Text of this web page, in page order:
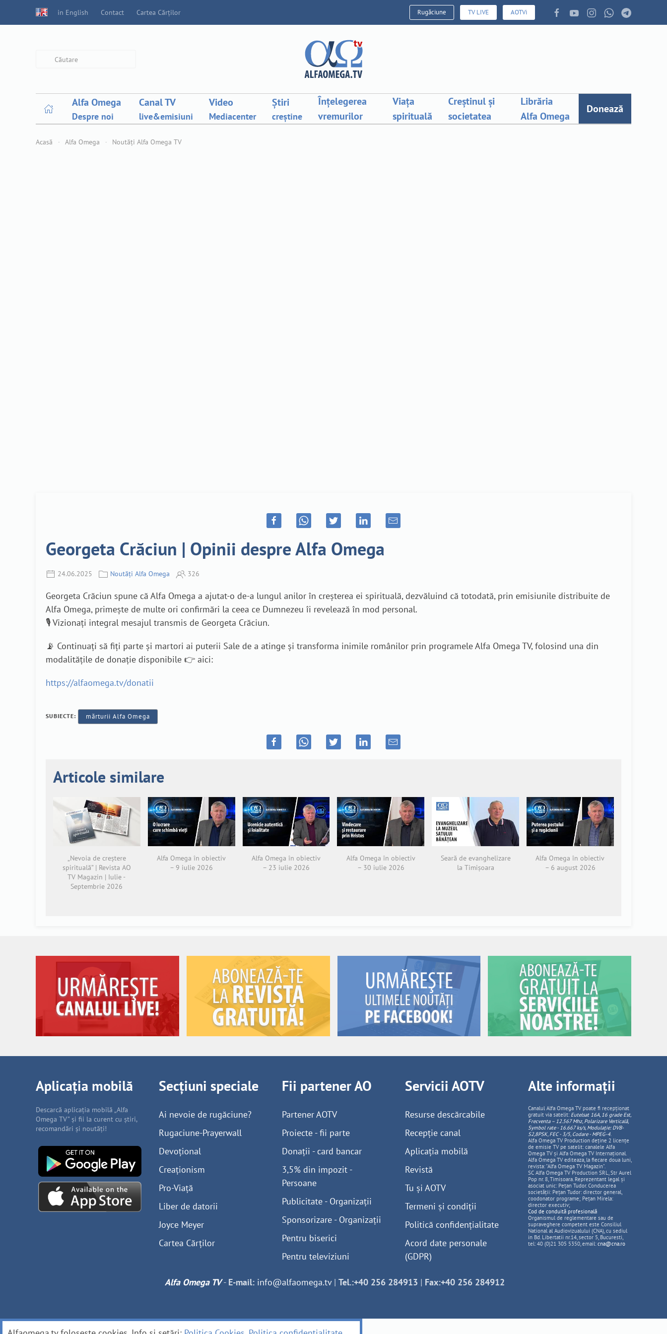
in English Contact Cartea Cărților Rugăciune TV LIVE AOTVi
Alfa Omega
Despre noi
Canal TV
live&emisiuni
Video
Mediacenter
Știri
creștine
Înțelegerea
vremurilor
Viața
spirituală
Creștinul și
societatea
Librăria
Alfa Omega
Donează
Acasă Alfa Omega Noutăți Alfa Omega TV
Georgeta Crăciun | Opinii despre Alfa Omega
24.06.2025 Noutăți Alfa Omega 326
Georgeta Crăciun spune că Alfa Omega a ajutat-o de-a lungul anilor în creșterea ei spirituală, dezvăluind că totodată, prin emisiunile distribuite de
Alfa Omega, primește de multe ori confirmări la ceea ce Dumnezeu îi revelează în mod personal.
🎙️ Vizionați integral mesajul transmis de Georgeta Crăciun.
📡 Continuați să fiți parte și martori ai puterii Sale de a atinge și transforma inimile românilor prin programele Alfa Omega TV, folosind una din
modalitățile de donație disponibile 👉 aici:
https://alfaomega.tv/donatii
SUBIECTE: mărturii Alfa Omega
Articole similare
„Nevoia de creștere
spirituală” | Revista AO
TV Magazin | Iulie -
Septembrie 2026
Alfa Omega în obiectiv
– 9 iulie 2026
Alfa Omega în obiectiv
– 23 iulie 2026
Alfa Omega în obiectiv
– 30 iulie 2026
Seară de evanghelizare
la Timișoara
Alfa Omega în obiectiv
– 6 august 2026
Aplicația mobilă
Descarcă aplicația mobilă „Alfa
Omega TV” și fii la curent cu știri,
recomandări și noutăți!
Secțiuni speciale
Ai nevoie de rugăciune?
Rugaciune-Prayerwall
Devoțional
Creaționism
Pro-Viață
Liber de datorii
Joyce Meyer
Cartea Cărților
Fii partener AO
Partener AOTV
Proiecte - fii parte
Donații - card bancar
3,5% din impozit -
Persoane
Publicitate - Organizații
Sponsorizare - Organizații
Pentru biserici
Pentru televiziuni
Servicii AOTV
Resurse descărcabile
Recepție canal
Aplicația mobilă
Revistă
Tu și AOTV
Termeni și condiții
Politică confidențialitate
Acord date personale
(GDPR)
Alte informații
Canalul Alfa Omega TV poate fi recepționat
gratuit via satelit: Eutelsat 16A, 16 grade Est,
Frecventa – 12.567 Mhz, PolarizareVerticală,
Symbol rate - 16.667 ks/s, Modulație: DVB-
S2,8PSK, FEC - 3/5, Codare - MPEG-4.
Alfa Omega TV Production deține 2 licențe
de emisie TV pe satelit: canalele Alfa
Omega TV și Alfa Omega TV Internațional.
Alfa Omega TV editeaza, la fiecare doua luni,
revista: "Alfa Omega TV Magazin".
SC Alfa Omega TV Production SRL, Str Aurel
Pop nr. 8, Timisoara. Reprezentant legal și
asociat unic: Pețan Tudor. Conducerea
societății: Pețan Tudor: director general,
coodonator programe; Pețan Mirela:
director executiv;
Cod de conduită profesională
Organismul de reglementare sau de
supraveghere competent este Consiliul
National al Audiovizualului (CNA), cu sediul
in Bd. Libertatii nr.14, sector 5, Bucuresti,
tel: 40 (0)21 305 5350, email: cna@cna.ro
Alfa Omega TV- E-mail: info@alfaomega.tv| Tel.:+40 256 284913 | Fax:+40 256 284912